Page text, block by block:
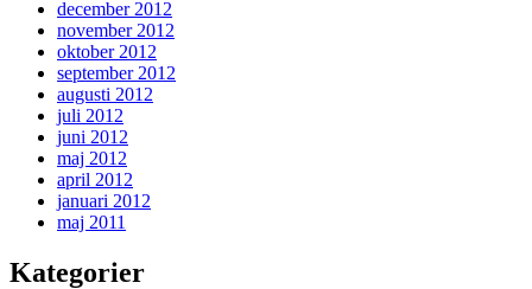
december 2012
november 2012
oktober 2012
september 2012
augusti 2012
juli 2012
juni 2012
maj 2012
april 2012
januari 2012
maj 2011
Kategorier